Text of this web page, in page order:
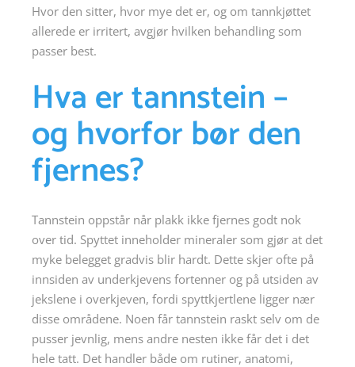
Hvor den sitter, hvor mye det er, og om tannkjøttet
allerede er irritert, avgjør hvilken behandling som
passer best.
Hva er tannstein –
og hvorfor bør den
fjernes?
Tannstein oppstår når plakk ikke fjernes godt nok
over tid. Spyttet inneholder mineraler som gjør at det
myke belegget gradvis blir hardt. Dette skjer ofte på
innsiden av underkjevens fortenner og på utsiden av
jekslene i overkjeven, fordi spyttkjertlene ligger nær
disse områdene. Noen får tannstein raskt selv om de
pusser jevnlig, mens andre nesten ikke får det i det
hele tatt. Det handler både om rutiner, anatomi,